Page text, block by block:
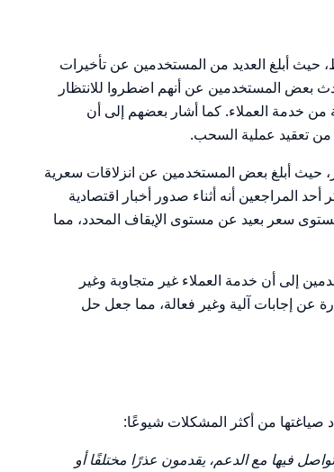
أبلغ العديد من المستخدمين عن تأخيرات
بعض المستخدمين عن أنهم اضطروا للانتظار
من خدمة العملاء. كما أشار بعضهم إلى أن
تعقيد عملية السحب.
حيث أبلغ بعض المستخدمين عن انزلاقات سعرية
المراجعين أنه أثناء صدور أخبار اقتصادية
سعر بعيد عن مستوى الإيقاف المحدد، مما
إلى أن خدمة العملاء غير متجاوبة وغير
عن إجابات آلية وغير فعالة، مما جعل حل
صياغتها من أكثر المشكلات شيوعًا:
فيها مع الدعم، يقدمون عذرًا مختلفًا أو